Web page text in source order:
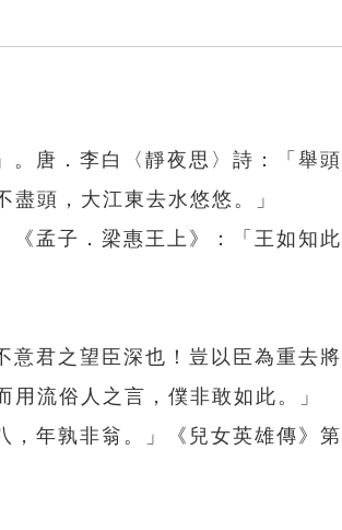
唐．李白〈靜夜思〉詩：「舉
頭，大江東去水悠悠。」
孟子．梁惠王上》：「王如知
君之望臣深也！豈以臣為重去
用流俗人之言，僕非敢如此。」
，年孰非翁。」《兒女英雄傳》